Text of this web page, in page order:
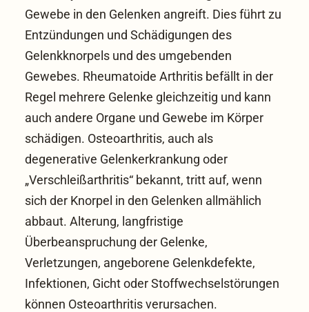
Gewebe in den Gelenken angreift. Dies führt zu
Entzündungen und Schädigungen des
Gelenkknorpels und des umgebenden
Gewebes. Rheumatoide Arthritis befällt in der
Regel mehrere Gelenke gleichzeitig und kann
auch andere Organe und Gewebe im Körper
schädigen. Osteoarthritis, auch als
degenerative Gelenkerkrankung oder
„Verschleißarthritis“ bekannt, tritt auf, wenn
sich der Knorpel in den Gelenken allmählich
abbaut. Alterung, langfristige
Überbeanspruchung der Gelenke,
Verletzungen, angeborene Gelenkdefekte,
Infektionen, Gicht oder Stoffwechselstörungen
können Osteoarthritis verursachen.